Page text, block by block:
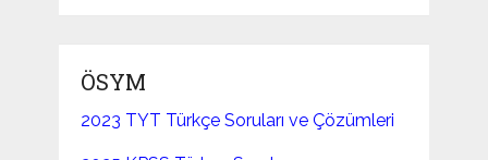
ÖSYM
2023 TYT Türkçe Soruları ve Çözümleri